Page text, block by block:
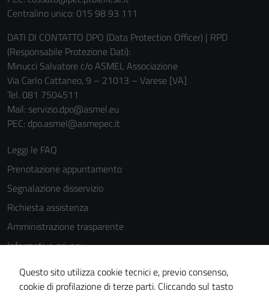
Centralino unico: 015 98 93 111
DATI DI CONTATTO DPO (Data Protection Officer) | RPD
(Responsabile Protezione Dati):
Minucci Salvatore c/o ASMEL Associazione
Via Carlo Cattaneo, 9 – 21013 – Varese [VA]
Tel. 081 7504511
Mail: servizio.dpo@asmel.eu
PEC: dpo.asmel@asmepec.it
Leggi le FAQ
Prenotazione appuntamento
Segnalazione disservizio
Richiesta assistenza
Amministrazione trasparente
Informativa privacy
Cookie Policy
Note legali
Questo sito utilizza cookie tecnici e, previo consenso,
cookie di profilazione di terze parti. Cliccando sul tasto